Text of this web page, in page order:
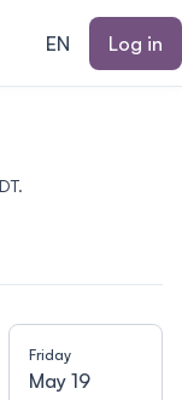
EN
Log in
Friday
May 19